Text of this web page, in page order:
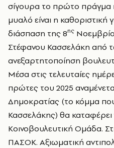
σίγουρα το πρώτο πράγμα
μυαλό είναι η καθοριστική
διάσπαση της 8ης
Στέφανου Κασσελάκη από
ανεξαρτητοποίηση
Μέσα στις τελευταίες
πρώτες του 2025
Δημοκρατίας (το κόμμα
Κασσελάκης) θα καταφέρει
Κοινοβουλευτική Ομάδα.
ΠΑΣΟΚ. Αξιωματική